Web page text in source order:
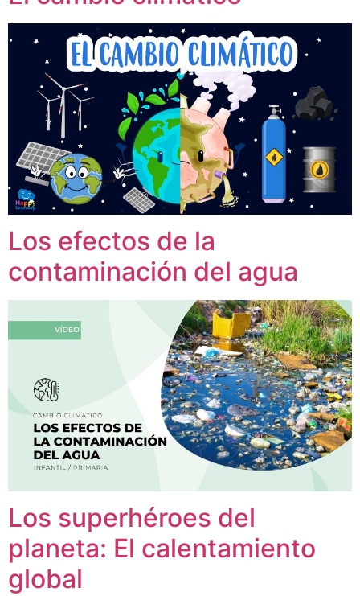
Los efectos de la
contaminación del agua
Los superhéroes del
planeta: El calentamiento
global